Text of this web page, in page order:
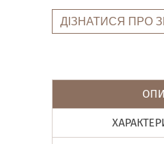
ДІЗНАТИСЯ ПРО